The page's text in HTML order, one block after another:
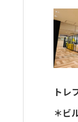
トレ
＊ビ